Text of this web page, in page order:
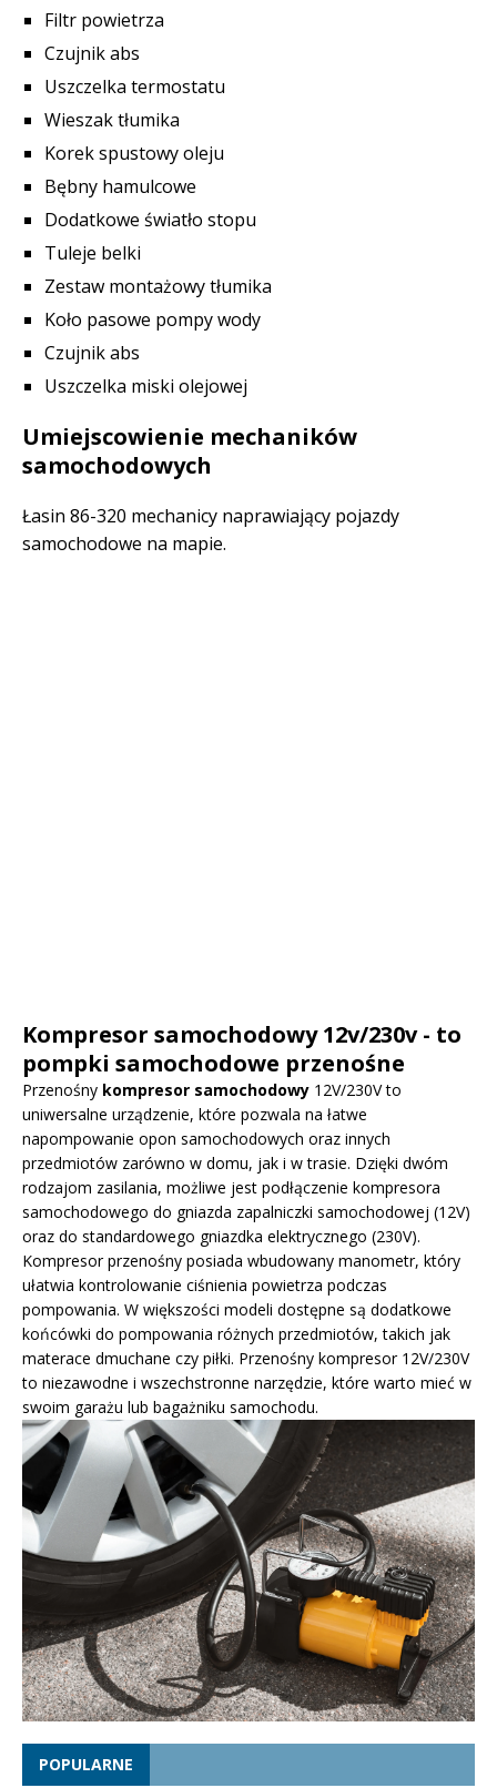
Filtr powietrza
Czujnik abs
Uszczelka termostatu
Wieszak tłumika
Korek spustowy oleju
Bębny hamulcowe
Dodatkowe światło stopu
Tuleje belki
Zestaw montażowy tłumika
Koło pasowe pompy wody
Czujnik abs
Uszczelka miski olejowej
Umiejscowienie mechaników
samochodowych
Łasin 86-320 mechanicy naprawiający pojazdy
samochodowe na mapie.
Kompresor samochodowy 12v/230v - to
pompki samochodowe przenośne
Przenośny kompresor samochodowy 12V/230V to
uniwersalne urządzenie, które pozwala na łatwe
napompowanie opon samochodowych oraz innych
przedmiotów zarówno w domu, jak i w trasie. Dzięki dwóm
rodzajom zasilania, możliwe jest podłączenie kompresora
samochodowego do gniazda zapalniczki samochodowej (12V)
oraz do standardowego gniazdka elektrycznego (230V).
Kompresor przenośny posiada wbudowany manometr, który
ułatwia kontrolowanie ciśnienia powietrza podczas
pompowania. W większości modeli dostępne są dodatkowe
końcówki do pompowania różnych przedmiotów, takich jak
materace dmuchane czy piłki. Przenośny kompresor 12V/230V
to niezawodne i wszechstronne narzędzie, które warto mieć w
swoim garażu lub bagażniku samochodu.
POPULARNE